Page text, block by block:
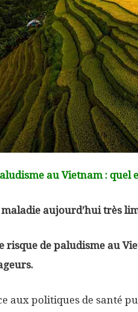
au Vietnam : quel
aujourd’hui très
risque de paludisme au
aux politiques de santé